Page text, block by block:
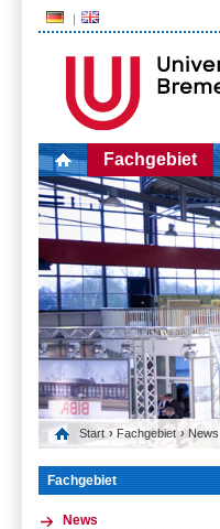
Fachgebiet
Start › Fachgebiet › News
Fachgebiet
News